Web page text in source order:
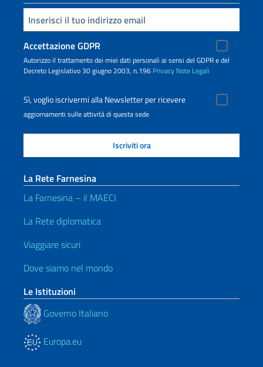
Inserisci la tua email
Accettazione GDPR
Autorizzo il trattamento dei miei dati personali ai sensi del GDPR e del
Decreto Legislativo 30 giugno 2003, n.196 Privacy Note Legali
Sì, voglio iscrivermi alla Newsletter per ricevere
aggiornamenti sulle attività di questa sede
La Rete Farnesina
La Farnesina – il MAECI
La Rete diplomatica
Viaggiare sicuri
Dove siamo nel mondo
Le Istituzioni
Governo Italiano
Europa.eu